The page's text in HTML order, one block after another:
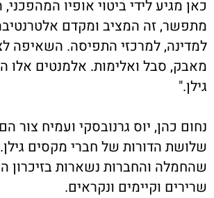
כאן מגיע לידי ביטוי אופיו
מתפשר, זה המציב ומקדם
למדינה, למרכזי התפיסה. השאיפה
מאבק, סבל ואלימות. אלמנטים אלו
גילן."
נחום כהן, יוס גרנובסקי ועמיח צור הם
שלושת הדורות של חברי מקסים
שהחמלה והחברות נשארות בזיכרון
שרירים וקיימים ונקראים.